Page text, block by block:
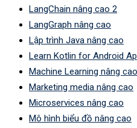
LangChain nâng cao 2
LangGraph nâng cao
Lập trình Java nâng cao
Learn Kotlin for Android
Machine Learning nâng cao
Marketing media nâng cao
Microservices nâng cao
Mô hình biểu đồ nâng cao